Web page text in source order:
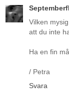
Vilken
att du inte
Ha en fin
/ Petra
Svara